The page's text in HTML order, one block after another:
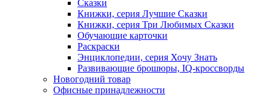
Сказки
Книжки, серия Лучшие Сказки
Книжки, серия Три Любимых Сказки
Обучающие карточки
Раскраски
Энциклопедии, серия Хочу Знать
Развивающие брошюры, IQ-кроссворды
Новогодний товар
Офисные принадлежности